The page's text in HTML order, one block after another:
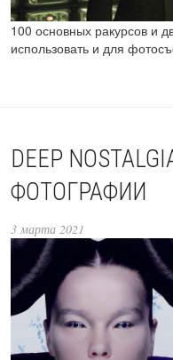
100 основных ракурсов и
использовать и для
DEEP
ФОТОГРАФИИ
3 марта 2021